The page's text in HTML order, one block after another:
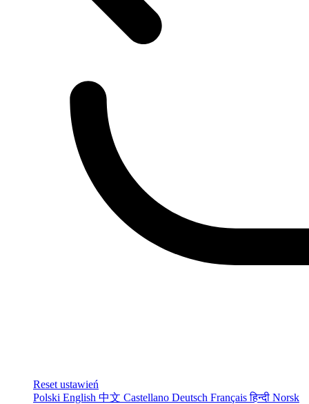
Reset ustawień
Polski English 中文 Castellano Deutsch Françaisहिन्दी Norsk